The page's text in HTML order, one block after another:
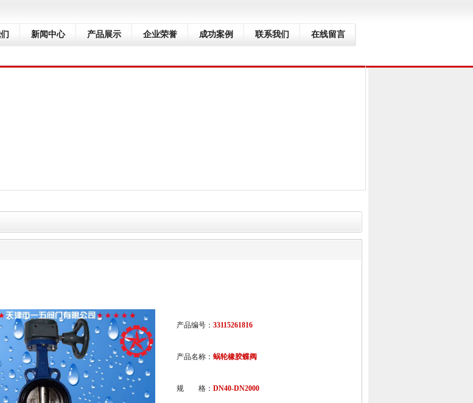
新闻中心 产品展示 企业荣誉 成功案例 联系我们 在线留言
产品编号： 33115261816
产品名称： 蜗轮橡胶蝶阀
规 格： DN40-DN2000